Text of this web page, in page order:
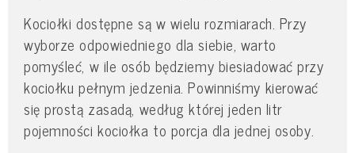
Kociołki dostępne są w wielu rozmiarach. Przy
wyborze odpowiedniego dla siebie, warto
pomyśleć, w ile osób będziemy biesiadować przy
kociołku pełnym jedzenia. Powinniśmy kierować
się prostą zasadą, według której jeden litr
pojemności kociołka to porcja dla jednej osoby.